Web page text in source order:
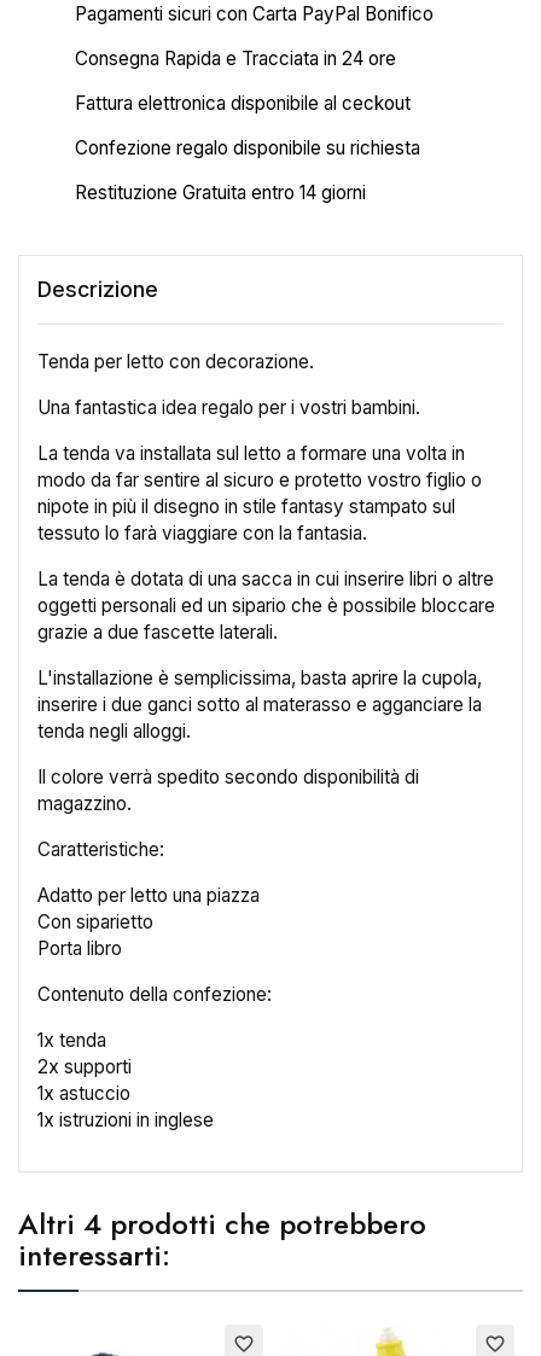
Pagamenti sicuri con Carta PayPal Bonifico
Consegna Rapida e Tracciata in 24 ore
Fattura elettronica disponibile al ceckout
Confezione regalo disponibile su richiesta
Restituzione Gratuita entro 14 giorni
Descrizione
Tenda per letto con decorazione.
Una fantastica idea regalo per i vostri bambini.
La tenda va installata sul letto a formare una volta in
modo da far sentire al sicuro e protetto vostro figlio o
nipote in più il disegno in stile fantasy stampato sul
tessuto lo farà viaggiare con la fantasia.
La tenda è dotata di una sacca in cui inserire libri o altre
oggetti personali ed un sipario che è possibile bloccare
grazie a due fascette laterali.
L'installazione è semplicissima, basta aprire la cupola,
inserire i due ganci sotto al materasso e agganciare la
tenda negli alloggi.
Il colore verrà spedito secondo disponibilità di
magazzino.
Caratteristiche:
Adatto per letto una piazza
Con siparietto
Porta libro
Contenuto della confezione:
1x tenda
2x supporti
1x astuccio
1x istruzioni in inglese
Altri 4 prodotti che potrebbero
interessarti:
favorite_border favorite_border
Crea lista dei desideri
Nome lista dei desideri
Annulla